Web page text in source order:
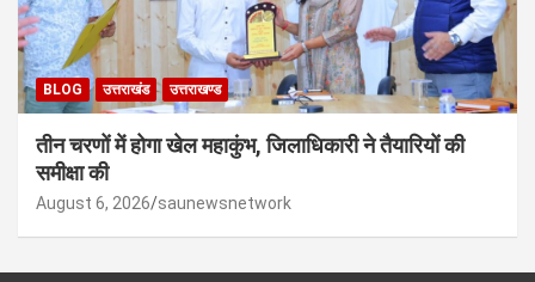
BLOG उत्तराखंड उत्तराखण्ड
तीन चरणों में होगा खेल महाकुंभ, जिलाधिकारी ने तैयारियों की
समीक्षा की
August 6, 2026 saunewsnetwork